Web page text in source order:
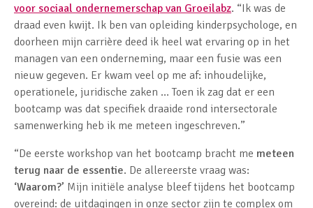
voor sociaal ondernemerschap van Groeilabz. “Ik was de
draad even kwijt. Ik ben van opleiding kinderpsychologe, en
doorheen mijn carrière deed ik heel wat ervaring op in het
managen van een onderneming, maar een fusie was een
nieuw gegeven. Er kwam veel op me af: inhoudelijke,
operationele, juridische zaken … Toen ik zag dat er een
bootcamp was dat specifiek draaide rond intersectorale
samenwerking heb ik me meteen ingeschreven.”
“De eerste workshop van het bootcamp bracht me meteen
terug naar de essentie. De allereerste vraag was:
‘Waarom?’ Mijn initiële analyse bleef tijdens het bootcamp
overeind: de uitdagingen in onze sector zijn te complex om